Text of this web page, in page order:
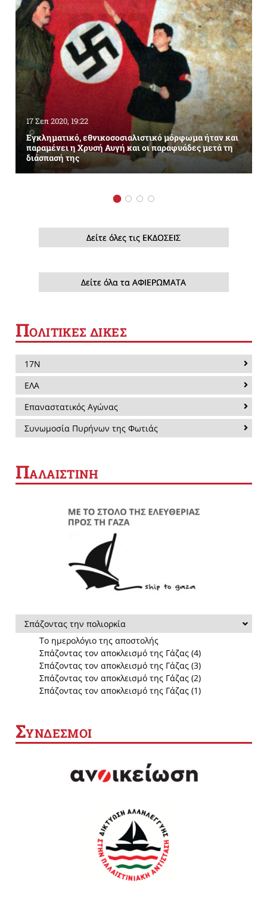
17 Σεπ 2020, 19:22
Εγκληματικό, εθνικοσοσιαλιστικό μόρφωμα ήταν και
παραμένει η Χρυσή Αυγή και οι παραφυάδες μετά τη
διάσπασή της
Δείτε όλες τις ΕΚΔΟΣΕΙΣ
Δείτε όλα τα ΑΦΙΕΡΩΜΑΤΑ
ΠΟΛΙΤΙΚΕΣ ΔΙΚΕΣ
17Ν
ΕΛΑ
Επαναστατικός Αγώνας
Συνωμοσία Πυρήνων της Φωτιάς
ΠΑΛΑΙΣΤΙΝΗ
Σπάζοντας την πολιορκία
Το ημερολόγιο της αποστολής
Σπάζοντας τον αποκλεισμό της Γάζας (4)
Σπάζοντας τον αποκλεισμό της Γάζας (3)
Σπάζοντας τον αποκλεισμό της Γάζας (2)
Σπάζοντας τον αποκλεισμό της Γάζας (1)
ΣΥΝΔΕΣΜΟΙ